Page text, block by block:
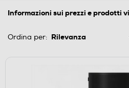
Informazioni sui prezzi e prodotti
Ordina per: